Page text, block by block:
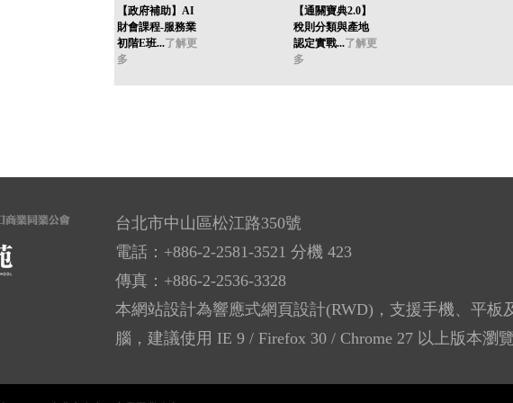
【政府補助】AI
財會課程-服務業
初階E班...了解更
多
【通關寶典2.0】
稅則分類與產地
認定實戰...了解更
多
台北市中山區松江路350號
電話：+886-2-2581-3521 分機 423
傳真：+886-2-2536-3328
本網站設計為響應式網頁設計(RWD)，支援手機、平板
腦，建議使用 IE 9 / Firefox 30 / Chrome 27 以上版本瀏覽